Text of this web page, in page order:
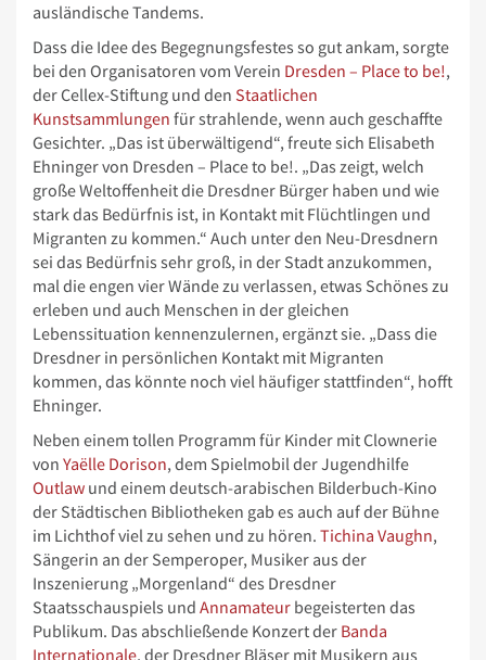
ausländische Tandems.
Dass die Idee des Begegnungsfestes so gut ankam, sorgte
bei den Organisatoren vom Verein Dresden – Place to be!,
der Cellex-Stiftung und den Staatlichen
Kunstsammlungen für strahlende, wenn auch geschaffte
Gesichter. „Das ist überwältigend“, freute sich Elisabeth
Ehninger von Dresden – Place to be!. „Das zeigt, welch
große Weltoffenheit die Dresdner Bürger haben und wie
stark das Bedürfnis ist, in Kontakt mit Flüchtlingen und
Migranten zu kommen.“ Auch unter den Neu-Dresdnern
sei das Bedürfnis sehr groß, in der Stadt anzukommen,
mal die engen vier Wände zu verlassen, etwas Schönes zu
erleben und auch Menschen in der gleichen
Lebenssituation kennenzulernen, ergänzt sie. „Dass die
Dresdner in persönlichen Kontakt mit Migranten
kommen, das könnte noch viel häufiger stattfinden“, hofft
Ehninger.
Neben einem tollen Programm für Kinder mit Clownerie
von Yaëlle Dorison, dem Spielmobil der Jugendhilfe
Outlaw und einem deutsch-arabischen Bilderbuch-Kino
der Städtischen Bibliotheken gab es auch auf der Bühne
im Lichthof viel zu sehen und zu hören. Tichina Vaughn,
Sängerin an der Semperoper, Musiker aus der
Inszenierung „Morgenland“ des Dresdner
Staatsschauspiels und Annamateur begeisterten das
Publikum. Das abschließende Konzert der Banda
Internationale, der Dresdner Bläser mit Musikern aus